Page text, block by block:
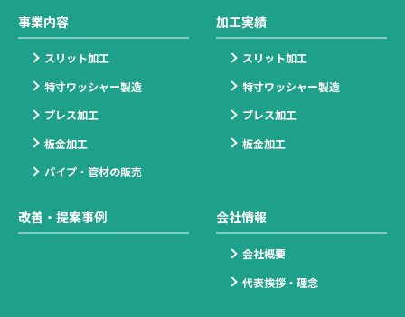
事業内容
スリット加工
特寸ワッシャー製造
プレス加工
板金加工
パイプ・管材の販売
加工実績
スリット加工
特寸ワッシャー製造
プレス加工
板金加工
改善・提案事例 会社情報
会社概要
代表挨拶・理念